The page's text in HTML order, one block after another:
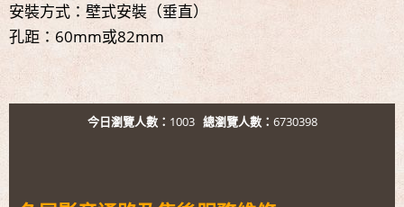
安裝方式：壁式安裝（垂直）
孔距：60mm或82mm
今日瀏覽人數： 1003 總瀏覽人數： 6730398